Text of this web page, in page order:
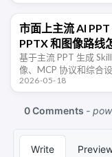
市面上主流 AI
PPTX 和图像路线
基于主流 PPT 生成
像、MCP 协议和综合
2026-05-18